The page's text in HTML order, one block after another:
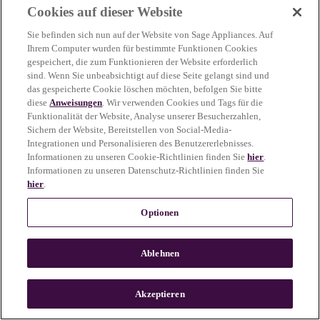
more information)
n
Cookies auf dieser Website
Sie befinden sich nun auf der Website von Sage Appliances. Auf
Ihrem Computer wurden für bestimmte Funktionen Cookies
gespeichert, die zum Funktionieren der Website erforderlich
sind. Wenn Sie unbeabsichtigt auf diese Seite gelangt sind und
das gespeicherte Cookie löschen möchten, befolgen Sie bitte
dieseAnweisungen. Wir verwenden Cookies und Tags für die
Funktionalität der Website, Analyse unserer Besucherzahlen,
Sichern der Website, Bereitstellen von Social-Media-
Integrationen und Personalisieren des Benutzererlebnisses.
Informationen zu unseren Cookie-Richtlinien finden Siehier.
Informationen zu unseren Datenschutz-Richtlinien finden Sie
hier.
Optionen
Ablehnen
Akzeptieren